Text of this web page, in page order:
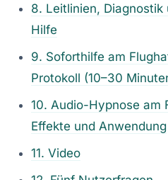
8. Leitlinien,
Hilfe
9. Soforthilfe am
Protokoll (10–30
10. Audio-Hypnose am
Effekte und Anwendung
11. Video